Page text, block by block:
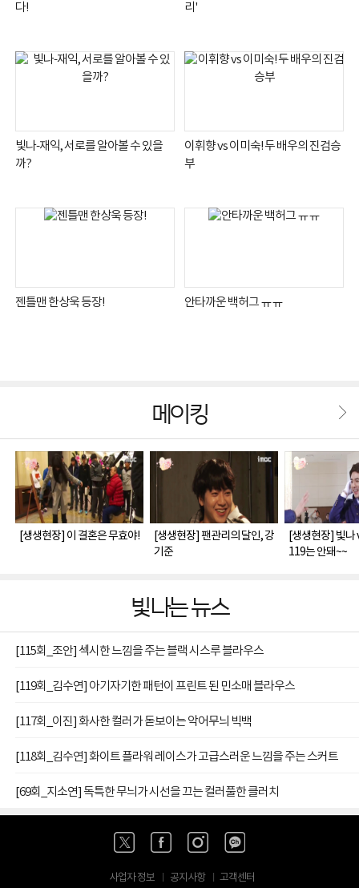
다!
리'
빛나-재익, 서로를 알아볼 수 있을
까?
이휘향 vs 이미숙! 두 배우의 진검승
부
젠틀맨 한상욱 등장! 안타까운 백허그 ㅠㅠ
메이킹
[생생현장] 이 결혼은 무효야!
[생생현장] 팬관리의 달인, 강
기준
[생생현장] 빛나
119는 안돼~~
빛나는 뉴스
[115회_조안] 섹시한 느낌을 주는 블랙 시스루 블라우스
[119회_김수연] 아기자기한 패턴이 프린트 된 민소매 블라우스
[117회_이진] 화사한 컬러가 돋보이는 악어무늬 빅백
[118회_김수연] 화이트 플라워 레이스가 고급스러운 느낌을 주는 스커트
[69회_지소연] 독특한 무늬가 시선을 끄는 컬러풀한 클러치
사업자 정보 공지사항 고객센터